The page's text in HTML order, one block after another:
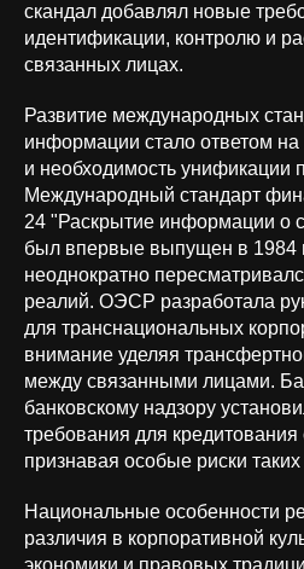
скандал добавлял новые
идентификации, контролю и
связанных лицах.
Развитие международных
информации стало ответом на
и необходимость унификации
Международный стандарт
24 "Раскрытие информации о
был впервые выпущен в 1984
неоднократно
реалий. ОЭСР разработала
для транснациональных
внимание уделяя
между связанными лицами.
банковскому надзору
требования для кредитования
признавая особые риски
Национальные особенности
различия в корпоративной
экономики и правовых